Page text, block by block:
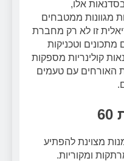
אלו,
מגוונות ממטבחים
זו לא רק מחברת
וטכניקות
קולינריות מספקות
האורחים עם טעמים
מצוינת להפתיע
ומקוריות.